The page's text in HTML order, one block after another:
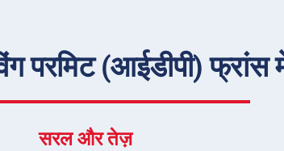
परमिट (आईडीपी)
सरल और तेज़